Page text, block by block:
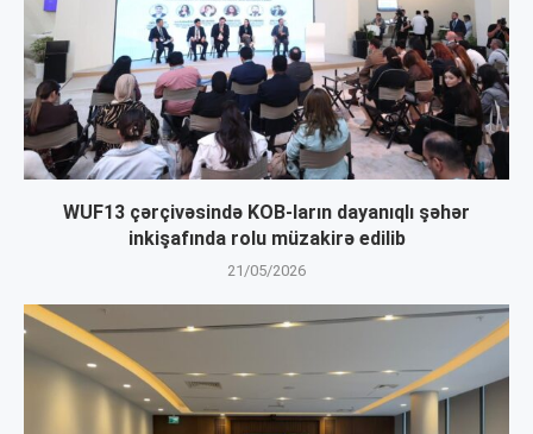
WUF13 çərçivəsində KOB-ların dayanıqlı şəhər
inkişafında rolu müzakirə edilib
21/05/2026